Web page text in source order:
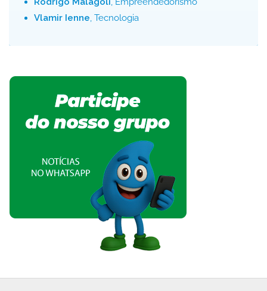
Vlamir Ienne, Tecnologia